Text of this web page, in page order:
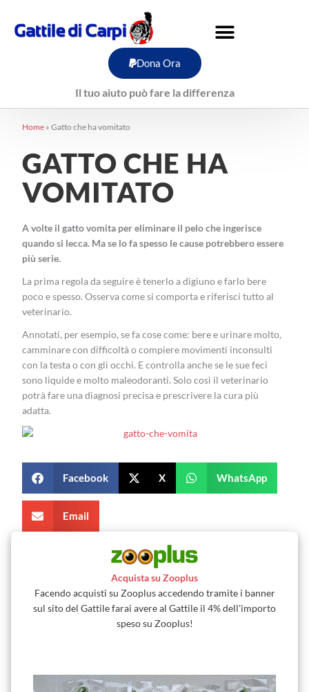
contenuto
Dona Ora
Il tuo aiuto può fare la differenza
Home » Gatto che ha vomitato
GATTO CHE HA
VOMITATO
A volte il gatto vomita per eliminare il pelo che ingerisce
quando si lecca. Ma se lo fa spesso le cause potrebbero essere
più serie.
La prima regola da seguire è tenerlo a digiuno e farlo bere
poco e spesso. Osserva come si comporta e riferisci tutto al
veterinario.
Annotati, per esempio, se fa cose come: bere e urinare molto,
camminare con difficoltà o compiere movimenti inconsulti
con la testa o con gli occhi. E controlla anche se le sue feci
sono liquide e molto maleodoranti. Solo così il veterinario
potrà fare una diagnosi precisa e prescrivere la cura più
adatta.
Facebook X WhatsApp
Email
Acquista su Zooplus
Facendo acquisti su Zooplus accedendo tramite i banner
sul sito del Gattile farai avere al Gattile il 4% dell'importo
speso su Zooplus!